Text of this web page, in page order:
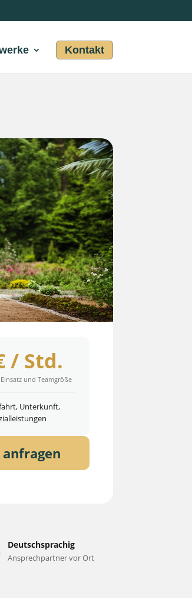
Kontakt
/ Std.
und Teamgröße
Unterkunft,
anfragen
Deutschsprachig
Ansprechpartner vor Ort